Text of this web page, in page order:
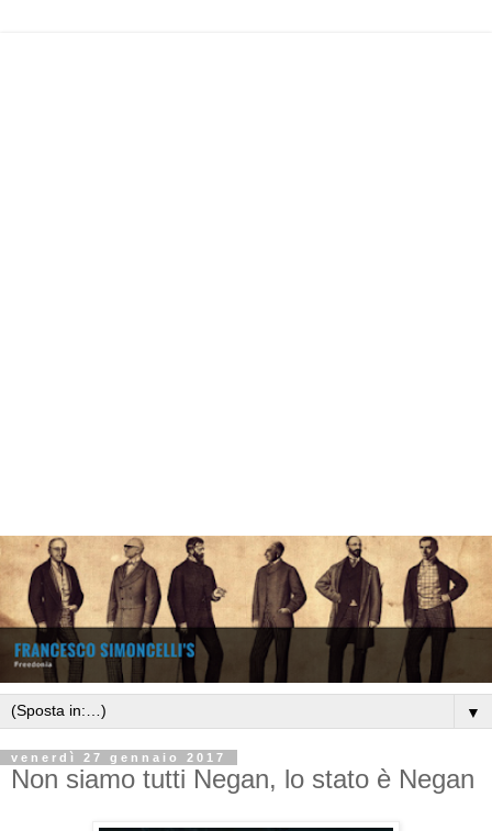
▼
venerdì 27 gennaio 2017
Non siamo tutti Negan, lo stato è Negan